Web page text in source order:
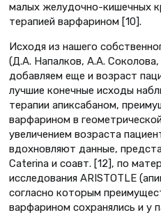
малых желудочно-кишечных
терапией варфарином [10].
Исходя из нашего
(Д.А. Напалков, А.А.
добавляем еще и возраст
лучшие конечные исходы
терапии апиксабаном,
варфарином в
увеличением возраста
вдохновляют данные,
Caterina и соавт. [12], по
исследования ARISTOTLE
согласно которым
варфарином сохранялись и у